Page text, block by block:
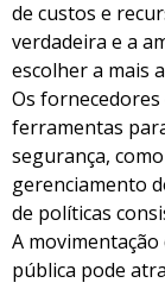
de custos e
verdadeira e a
escolher a mais
Os
ferramentas
segurança,
gerenciamento
de políticas
A
pública pode